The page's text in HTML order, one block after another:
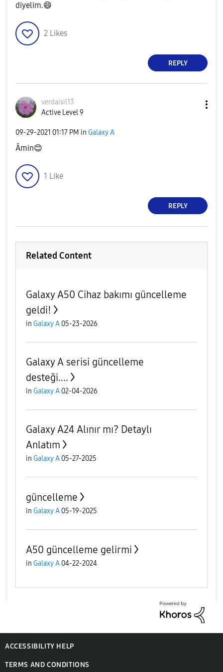
diyelim.😄
2 Likes
REPLY
verdaisil13
Active Level 9
‎09-29-2021 01:17 PM in Galaxy A
Âmin😊
1 Like
REPLY
Related Content
Galaxy A50 Cihaz bakımı güncelleme
geldi!
in Galaxy A 05-23-2026
Galaxy A serisi güncelleme
desteği....
in Galaxy A 02-04-2026
Galaxy A24 Alınır mı? Detaylı
Anlatım
in Galaxy A 05-27-2025
güncelleme
in Galaxy A 05-19-2025
A50 güncelleme gelirmi
in Galaxy A 04-22-2024
ACCESSIBILITY HELP
TERMS AND CONDITIONS